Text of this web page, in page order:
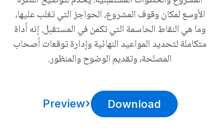
الأوسع لمكان وقوف المشروع، الحواجز التي تغلب عليها،
وما هي النقاط الحاسمة التي تكمن في المستقبل. إنه أداة
متكاملة لتحديد المواعيد النهائية وإدارة توقعات أصحاب
المصلحة، وتقديم الوضوح والمنظور.
Download
Preview